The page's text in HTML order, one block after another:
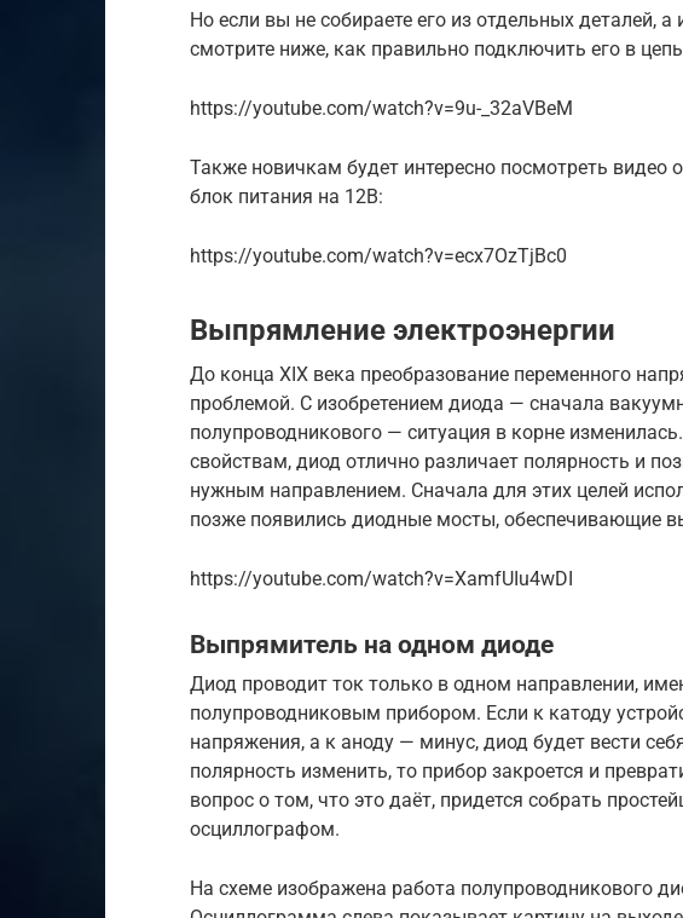
Но если вы не собираете его из отдельных деталей, а
смотрите ниже, как правильно подключить его в
https://youtube.com/watch?v=9u-_32aVBeM
Также новичкам будет интересно посмотреть видео
блок питания на 12В:
https://youtube.com/watch?v=ecx7OzTjBc0
Выпрямление электроэнергии
До конца XIX века преобразование переменного
проблемой. С изобретением диода — сначала
полупроводникового — ситуация в корне
свойствам, диод отлично различает полярность и
нужным направлением. Сначала для этих целей
позже появились диодные мосты, обеспечивающие
https://youtube.com/watch?v=XamfUIu4wDI
Выпрямитель на одном диоде
Диод проводит ток только в одном направлении,
полупроводниковым прибором. Если к катоду
напряжения, а к аноду — минус, диод будет вести
полярность изменить, то прибор закроется и
вопрос о том, что это даёт, придется собрать
осциллографом.
На схеме изображена работа полупроводникового